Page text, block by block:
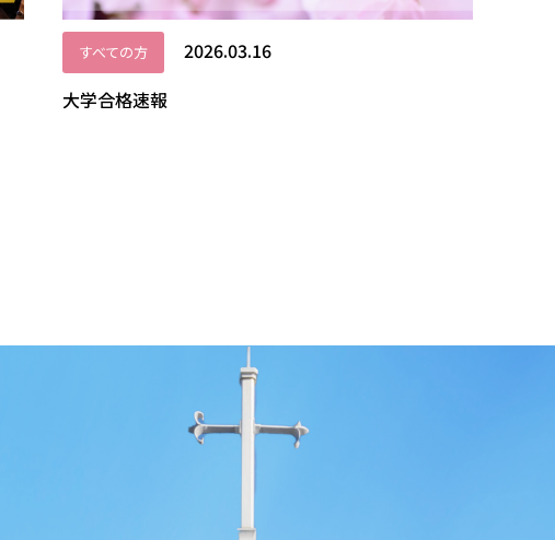
すべての方
2026.03.16
大学合格速報